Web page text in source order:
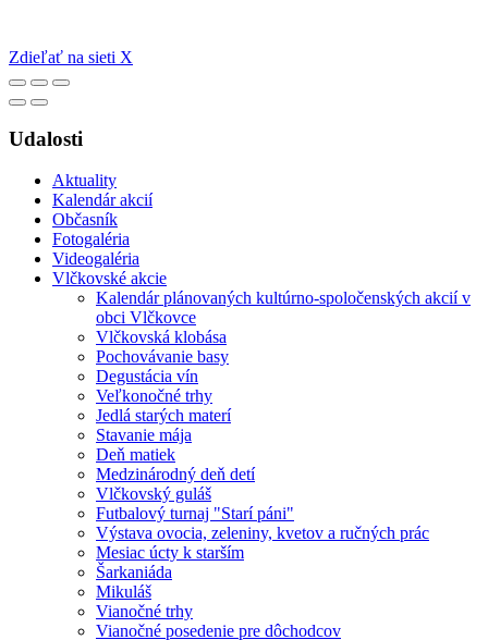
Zdieľať na sieti X
Udalosti
Aktuality
Kalendár akcií
Občasník
Fotogaléria
Videogaléria
Vlčkovské akcie
Kalendár plánovaných kultúrno-spoločenských akcií v
obci Vlčkovce
Vlčkovská klobása
Pochovávanie basy
Degustácia vín
Veľkonočné trhy
Jedlá starých materí
Stavanie mája
Deň matiek
Medzinárodný deň detí
Vlčkovský guláš
Futbalový turnaj "Starí páni"
Výstava ovocia, zeleniny, kvetov a ručných prác
Mesiac úcty k starším
Šarkaniáda
Mikuláš
Vianočné trhy
Vianočné posedenie pre dôchodcov